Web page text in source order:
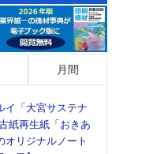
月間
「大宮サステナ
紙再生紙「おきあ
オリジナルノート